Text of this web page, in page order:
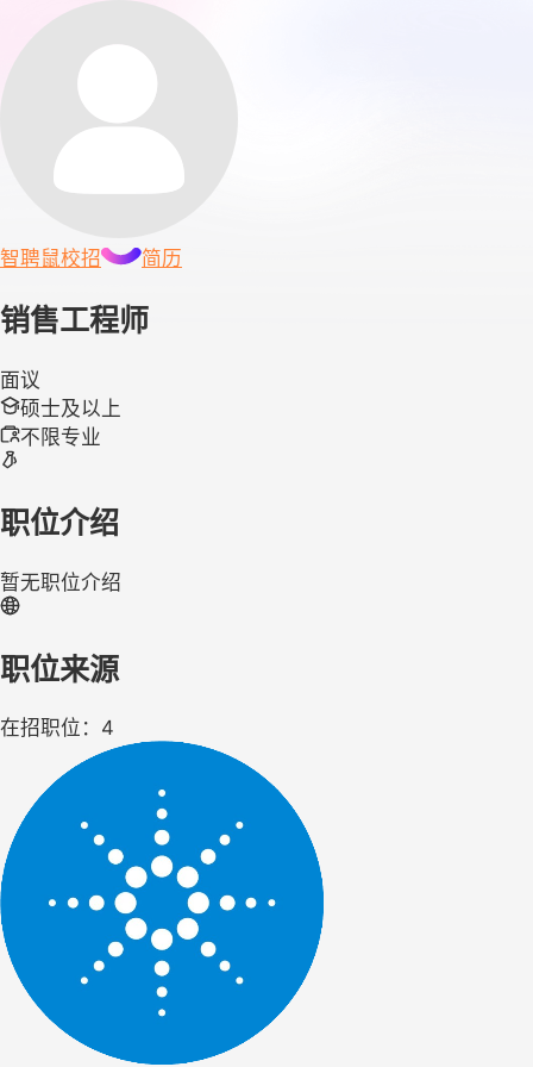
智聘鼠校招 简历
销售工程师
面议
硕士及以上
不限专业
职位介绍
暂无职位介绍
职位来源
在招职位：4